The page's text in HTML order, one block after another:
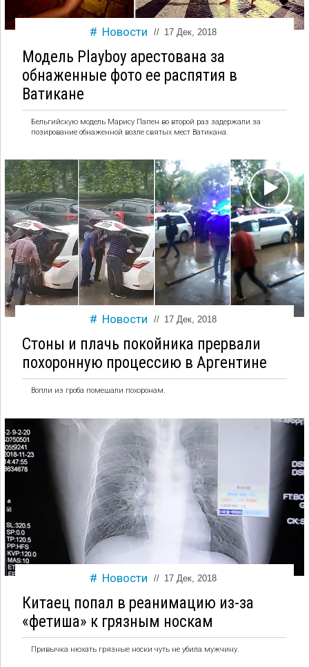
Новости // 17 Дек, 2018
Модель Playboy арестована за
обнаженные фото ее распятия в
Ватикане
Бельгийскую модель Марису Папен во второй раз задержали за
позирование обнаженной возле святых мест Ватикана.
Новости // 17 Дек, 2018
Стоны и плачь покойника прервали
похоронную процессию в Аргентине
Вопли из гроба помешали похоронам.
Новости // 17 Дек, 2018
Китаец попал в реанимацию из-за
«фетиша» к грязным носкам
Привычка нюхать грязные носки чуть не убила мужчину.